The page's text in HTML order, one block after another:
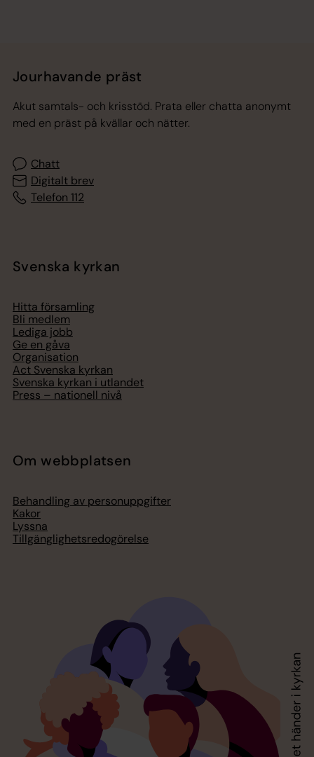
Jourhavande präst
Akut samtals- och krisstöd. Prata eller chatta anonymt
med en präst på kvällar och nätter.
Chatt
Digitalt brev
Telefon 112
Svenska kyrkan
Hitta församling
Bli medlem
Lediga jobb
Ge en gåva
Organisation
Act Svenska kyrkan
Svenska kyrkan i utlandet
Press – nationell nivå
Om webbplatsen
Behandling av personuppgifter
Kakor
Lyssna
Tillgänglighetsredogörelse